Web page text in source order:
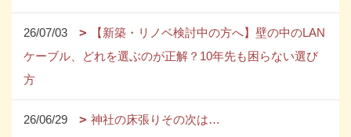
26/07/03
【新築・リノベ検討中の方へ】壁の中のLAN
ケーブル、どれを選ぶのが正解？10年先も困らない選び
方
26/06/29 神社の床張りその次は…